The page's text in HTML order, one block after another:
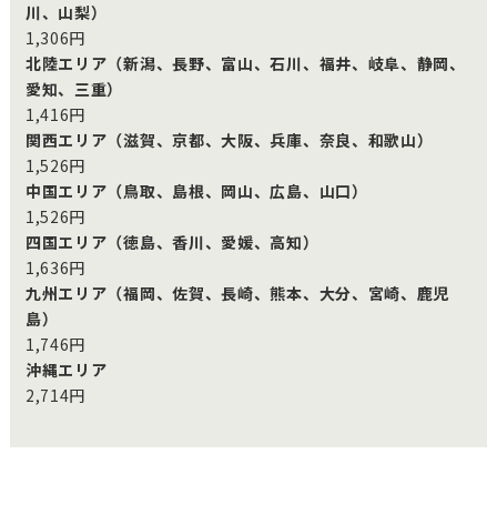
川、山梨）
1,306円
北陸エリア（新潟、長野、富山、石川、福井、岐阜、静岡、
愛知、三重）
1,416円
関西エリア（滋賀、京都、大阪、兵庫、奈良、和歌山）
1,526円
中国エリア（鳥取、島根、岡山、広島、山口）
1,526円
四国エリア（徳島、香川、愛媛、高知）
1,636円
九州エリア（福岡、佐賀、長崎、熊本、大分、宮崎、鹿児
島）
1,746円
沖縄エリア
2,714円